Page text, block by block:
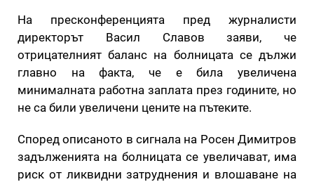
На пресконференцията пред журналисти
директорът Васил Славов заяви, че
отрицателният баланс на болницата се дължи
главно на факта, че е била увеличена
минималната работна заплата през годините, но
не са били увеличени цените на пътеките.
Според описаното в сигнала на Росен Димитров
задълженията на болницата се увеличават, има
риск от ликвидни затруднения и влошаване на